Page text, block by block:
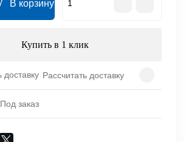
В корзину
Купить в 1 клик
Рассчитать доставку
Под заказ